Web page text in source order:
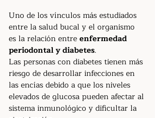
Uno de los vínculos más estudiados
entre la salud bucal y el organismo
es la relación entre enfermedad
periodontal y diabetes.
Las personas con diabetes tienen más
riesgo de desarrollar infecciones en
las encías debido a que los niveles
elevados de glucosa pueden afectar al
sistema inmunológico y dificultar la